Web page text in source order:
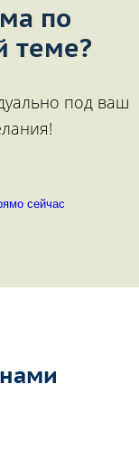
по
теме?
под ваш
сейчас